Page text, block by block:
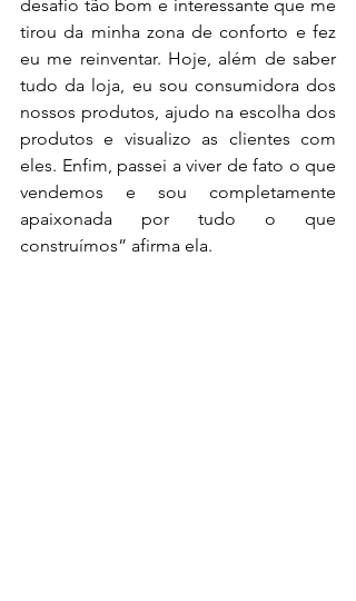
desafio tão bom e interessante que me
tirou da minha zona de conforto e fez
eu me reinventar. Hoje, além de saber
tudo da loja, eu sou consumidora dos
nossos produtos, ajudo na escolha dos
produtos e visualizo as clientes com
eles. Enfim, passei a viver de fato o que
vendemos e sou completamente
apaixonada por tudo o que
construímos” afirma ela.